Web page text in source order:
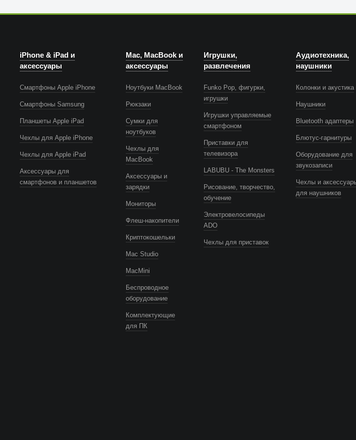
iPhone & iPad и
аксессуары
Смартфоны Apple iPhone
Смартфоны Samsung
Планшеты Apple iPad
Чехлы для Apple iPhone
Чехлы для Apple iPad
Аксессуары для
смартфонов и планшетов
Mac, MacBook и
аксессуары
Ноутбуки MacBook
Рюкзаки
Сумки для
ноутбуков
Чехлы для
MacBook
Аксессуары и
зарядки
Мониторы
Флеш-накопители
Криптокошельки
Mac Studio
MacMini
Беспроводное
оборудование
Комплектующие
для ПК
Игрушки,
развлечения
Funko Pop, фигурки,
игрушки
Игрушки управляемые
смартфоном
Приставки для
телевизора
LABUBU - The Monsters
Рисование, творчество,
обучение
Электровелосипеды
ADO
Чехлы для приставок
Аудиотехника,
наушники
Колонки и акустика
Наушники
Bluetooth адаптеры
Блютус-гарнитуры
Оборудование для
звукозаписи
Чехлы и
для наушников